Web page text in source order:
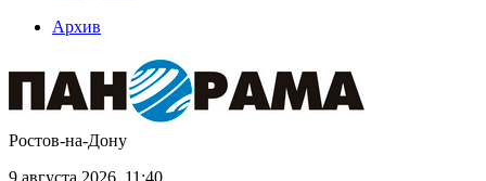
Архив
Ростов-на-Дону
9 августа 2026, 11:40